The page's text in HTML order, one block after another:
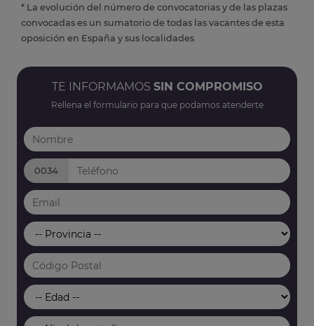
* La evolución del número de convocatorias y de las plazas
convocadas es un sumatorio de todas las vacantes de esta
oposición en España y sus localidades
TE INFORMAMOS SIN COMPROMISO
Rellena el formulario para que podamos atenderte
0034